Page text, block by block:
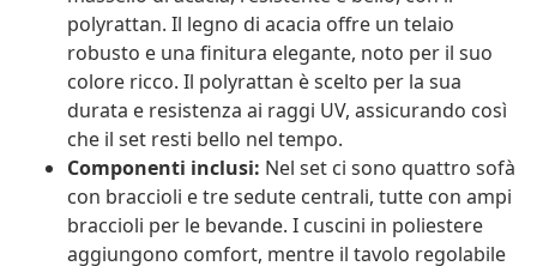
polyrattan. Il legno di acacia offre un telaio
robusto e una finitura elegante, noto per il suo
colore ricco. Il polyrattan è scelto per la sua
durata e resistenza ai raggi UV, assicurando così
che il set resti bello nel tempo.
Componenti inclusi: Nel set ci sono quattro sofà
con braccioli e tre sedute centrali, tutte con ampi
braccioli per le bevande. I cuscini in poliestere
aggiungono comfort, mentre il tavolo regolabile